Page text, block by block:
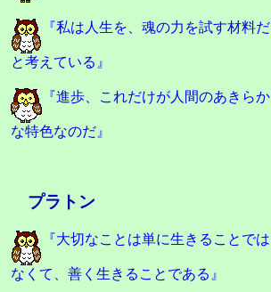
『私は人生を、魂の力を試す材料だ
と考えている』
『進歩、これだけが人間のあきらか
な特色なのだ』
プラトン
『大切なことは単に生きることでは
なくて、善く生きることである』